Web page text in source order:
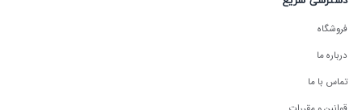
فروشگاه
درباره ما
تماس با ما